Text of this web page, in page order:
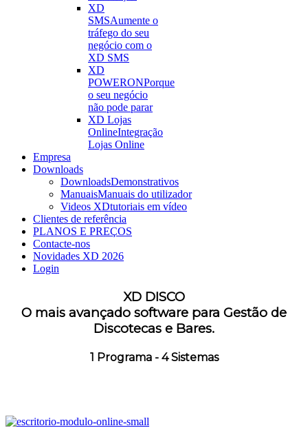
XD
SMSAumente o
tráfego do seu
negócio com o
XD SMS
XD
POWERONPorque
o seu negócio
não pode parar
XD Lojas
OnlineIntegração
Lojas Online
Empresa
Downloads
DownloadsDemonstrativos
ManuaisManuais do utilizador
Videos XDtutoriais em vídeo
Clientes de referência
PLANOS E PREÇOS
Contacte-nos
Novidades XD 2026
Login
XD DISCO
O mais avançado software para Gestão de
Discotecas e Bares.
1 Programa - 4 Sistemas